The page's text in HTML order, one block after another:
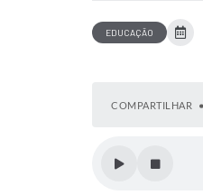
EDUCAÇÃO
COMPARTILHAR